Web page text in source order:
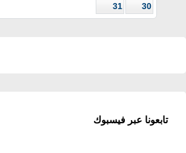
30
31
تابعونا عبر فيسبوك